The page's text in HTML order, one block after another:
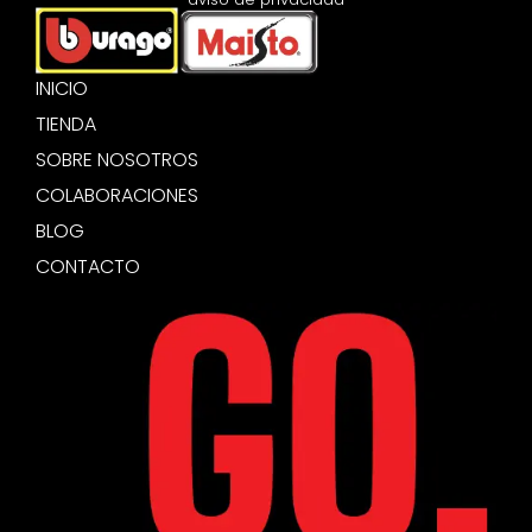
INICIO
TIENDA
SOBRE NOSOTROS
COLABORACIONES
BLOG
CONTACTO